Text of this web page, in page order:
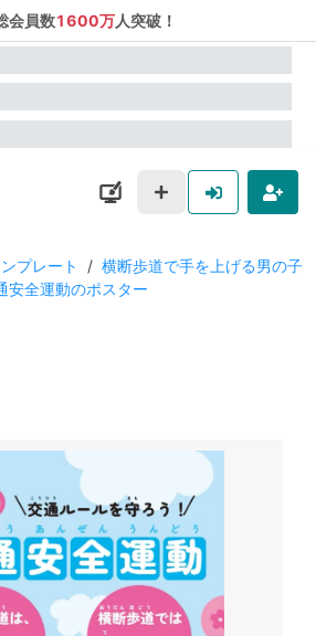
会員数1600万人突破！
プレート / 横断歩道で手を上げる男の子
安全運動のポスター